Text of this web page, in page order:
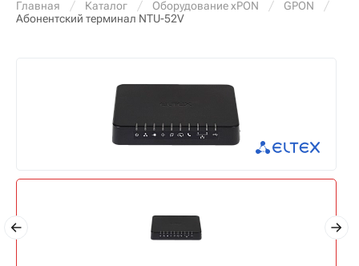
Главная Каталог Оборудование xPON
GPON
Абонентский терминал NTU-52V